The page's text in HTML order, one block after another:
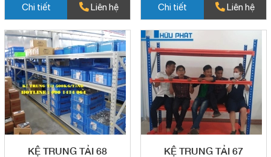
Chi tiết Liên hệ Chi tiết Liên hệ
KỆ TRUNG TẢI 68 KỆ TRUNG TẢI 67